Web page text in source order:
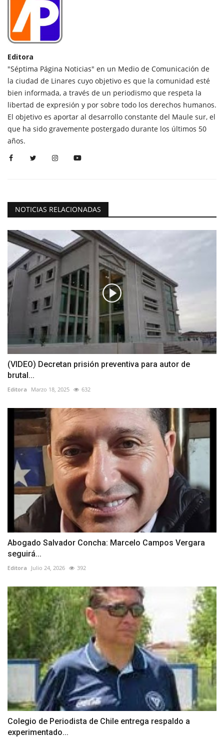
Editora
"Séptima Página Noticias" en un Medio de Comunicación de
la ciudad de Linares cuyo objetivo es que la comunidad esté
bien informada, a través de un periodismo que respeta la
libertad de expresión y por sobre todo los derechos humanos.
El objetivo es aportar al desarrollo constante del Maule sur, el
que ha sido gravemente postergado durante los últimos 50
años.
NOTICIAS RELACIONADAS
(VIDEO) Decretan prisión preventiva para autor de
brutal...
Editora Marzo 18, 2025 632
Abogado Salvador Concha: Marcelo Campos Vergara
seguirá...
Editora Julio 24, 2026 392
Colegio de Periodista de Chile entrega respaldo a
experimentado...